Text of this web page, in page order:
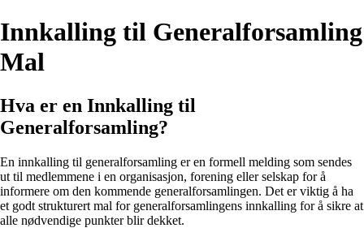
Innkalling til Generalforsamling
Mal
Hva er en Innkalling til
Generalforsamling?
En innkalling til generalforsamling er en formell melding som sendes
ut til medlemmene i en organisasjon, forening eller selskap for å
informere om den kommende generalforsamlingen. Det er viktig å ha
et godt strukturert mal for generalforsamlingens innkalling for å sikre at
alle nødvendige punkter blir dekket.